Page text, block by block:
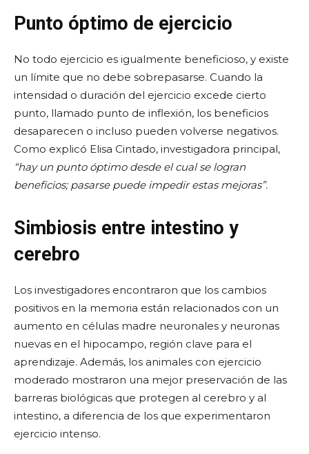
Punto óptimo de ejercicio
No todo ejercicio es igualmente beneficioso, y existe
un límite que no debe sobrepasarse. Cuando la
intensidad o duración del ejercicio excede cierto
punto, llamado punto de inflexión, los beneficios
desaparecen o incluso pueden volverse negativos.
Como explicó Elisa Cintado, investigadora principal,
“hay un punto óptimo desde el cual se logran
beneficios; pasarse puede impedir estas mejoras”.
Simbiosis entre intestino y
cerebro
Los investigadores encontraron que los cambios
positivos en la memoria están relacionados con un
aumento en células madre neuronales y neuronas
nuevas en el hipocampo, región clave para el
aprendizaje. Además, los animales con ejercicio
moderado mostraron una mejor preservación de las
barreras biológicas que protegen al cerebro y al
intestino, a diferencia de los que experimentaron
ejercicio intenso.